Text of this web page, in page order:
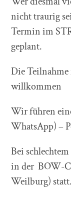
nicht traurig
Termin im
geplant.
Die
willkommen
Wir führen
WhatsApp) –
Bei
in der BOW-
Weilburg) statt.